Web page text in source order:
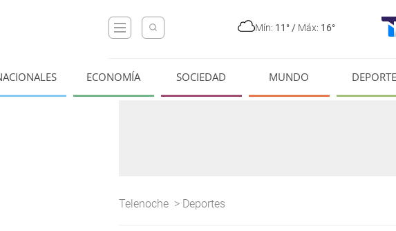
Mín: 11° / Máx: 16°
ECONOMÍA SOCIEDAD MUNDO
Telenoche > Deportes